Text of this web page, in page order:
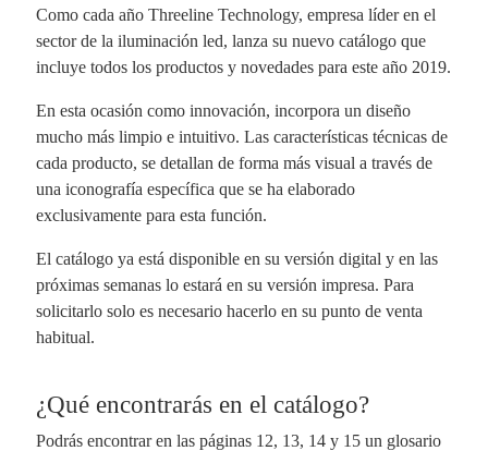
Como cada año Threeline Technology, empresa líder en el
sector de la iluminación led, lanza su nuevo catálogo que
incluye todos los productos y novedades para este año 2019.
En esta ocasión como innovación, incorpora un diseño
mucho más limpio e intuitivo. Las características técnicas de
cada producto, se detallan de forma más visual a través de
una iconografía específica que se ha elaborado
exclusivamente para esta función.
El catálogo ya está disponible en su versión digital y en las
próximas semanas lo estará en su versión impresa. Para
solicitarlo solo es necesario hacerlo en su punto de venta
habitual.
¿Qué encontrarás en el catálogo?
Podrás encontrar en las páginas 12, 13, 14 y 15 un glosario